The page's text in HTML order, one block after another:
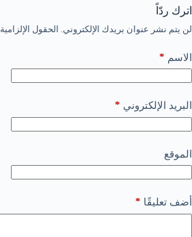
اترك ردّاً
لن يتم نشر عنوان بريدك الإلكتروني. الحقول
الاسم *
البريد الإلكتروني *
الموقع
أضف تعليقًا *